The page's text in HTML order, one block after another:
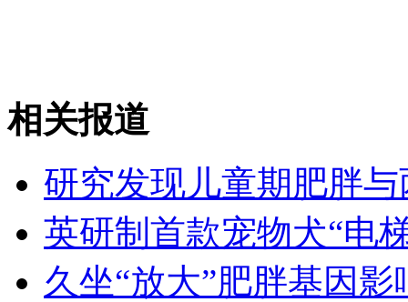
广药集团夺回王老吉商标
山西运城恶犬咬伤多人 警民合力深夜将其击毙
女孩北京地铁殴打老人 痛下狠手拳打脚踢
相关报道
研究发现儿童期肥胖
英研制首款宠物犬“电
久坐“放大”肥胖基因影